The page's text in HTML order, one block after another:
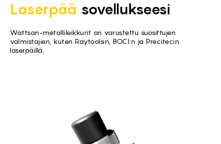
Laserpää sovellukseesi
Wattsan-metallileikkurit on varustettu suosittujen
valmistajien, kuten Raytoolsin, BOCI:n ja Precitecin
laserpäillä.